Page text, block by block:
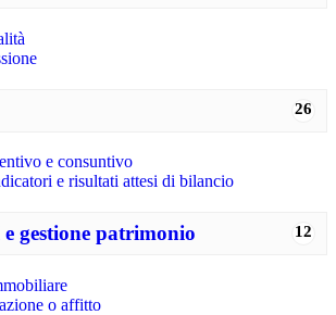
26
e consuntivo
e risultati attesi di bilancio
12
gestione patrimonio
o affitto